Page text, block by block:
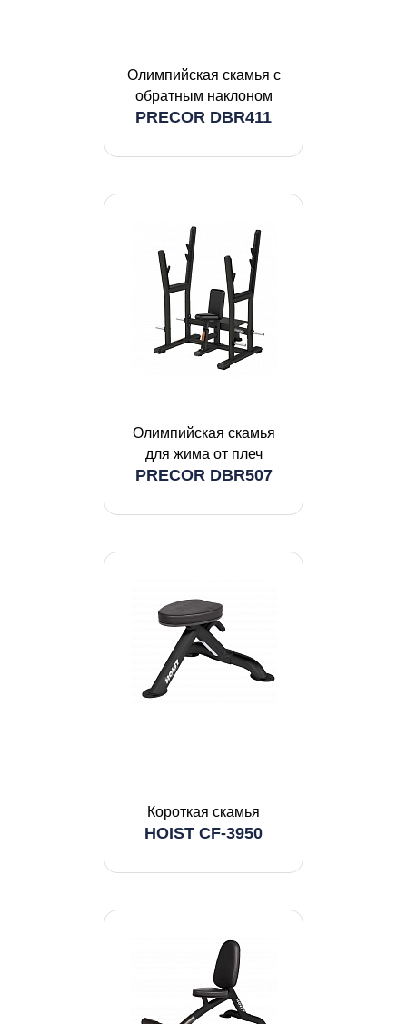
Олимпийская скамья с
обратным наклоном
PRECOR DBR411
Олимпийская скамья
для жима от плеч
PRECOR DBR507
Короткая скамья
HOIST CF-3950